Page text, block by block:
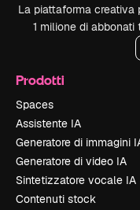
La piattaforma creativa
1 milione di abbonati
Prodotti
Spaces
Assistente IA
Generatore di immagini
Generatore di video IA
Sintetizzatore vocale IA
Contenuti stock